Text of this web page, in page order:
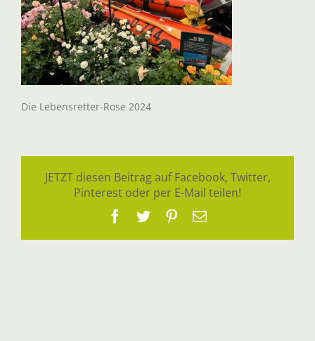
Die Lebensretter-Rose 2024
JETZT diesen Beitrag auf Facebook, Twitter,
Pinterest oder per E-Mail teilen!
Facebook
TwitterPinterest
E-